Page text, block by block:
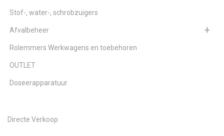
Stof-, water-, schrobzuigers
Afvalbeheer
Rolemmers Werkwagens en toebehoren
OUTLET
Doseerapparatuur
Directe Verkoop